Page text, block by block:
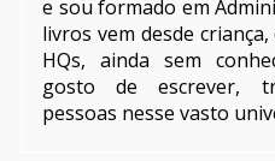
e sou formado em
livros vem desde
HQs, ainda sem
gosto de escrever,
pessoas nesse vasto